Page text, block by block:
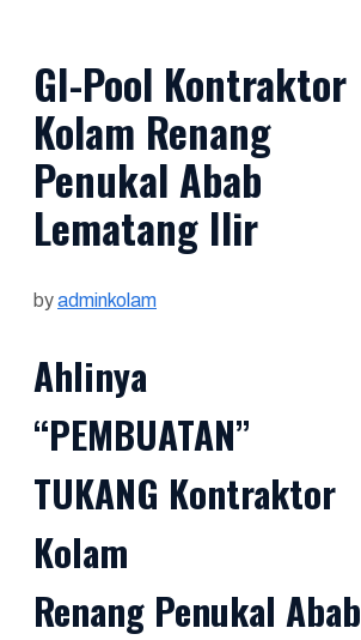
GI-Pool Kontraktor
Kolam Renang
Penukal Abab
Lematang Ilir
byadminkolam
Ahlinya
“PEMBUATAN”
TUKANG Kontraktor
Kolam
Renang Penukal Abab